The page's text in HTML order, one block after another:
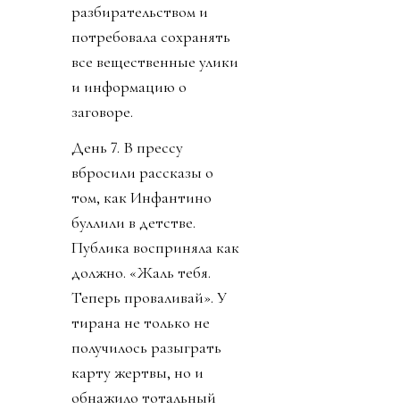
разбирательством и
потребовала сохранять
все вещественные улики
и информацию о
заговоре.
День 7. В прессу
вбросили рассказы о
том, как Инфантино
буллили в детстве.
Публика восприняла как
должно. «Жаль тебя.
Теперь проваливай». У
тирана не только не
получилось разыграть
карту жертвы, но и
обнажило тотальный